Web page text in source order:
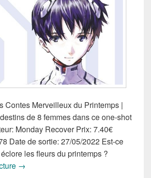
Contes Merveilleux du Printemps |
de 8 femmes dans ce one-shot
Monday Recover Prix: 7.40€
Date de sortie: 27/05/2022 Est-ce
les fleurs du printemps ?
Nouveautés Mangas de la Semaine
→